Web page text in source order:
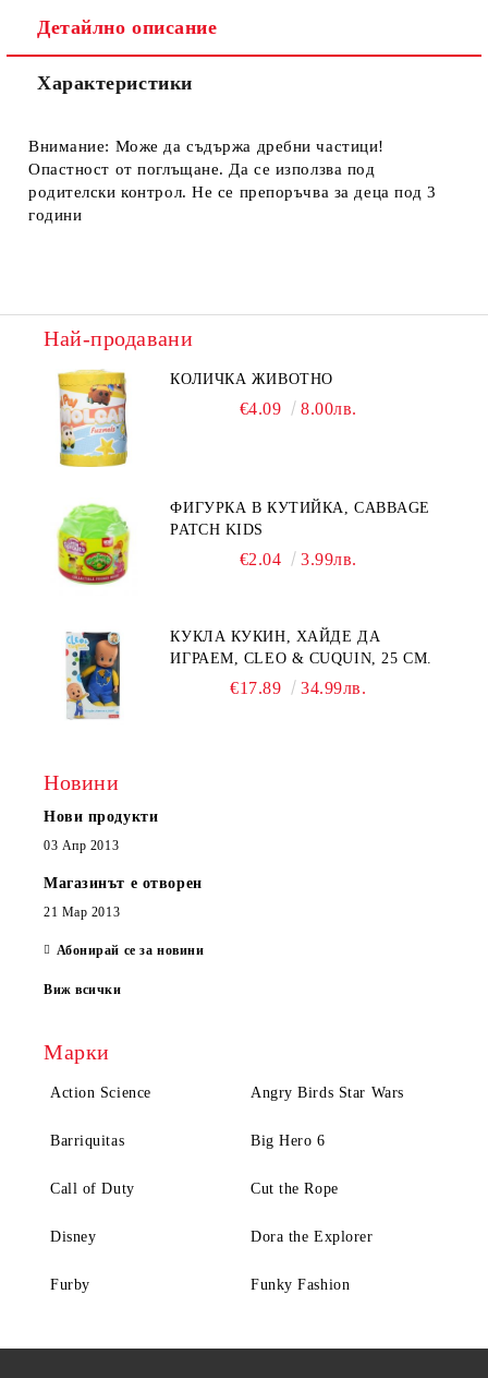
Детайлно описание
Характеристики
Внимание: Може да съдържа дребни частици!
Опастност от поглъщане. Да се използва под
родителски контрол. Не се препоръчва за деца под 3
години
Най-продавани
КОЛИЧКА ЖИВОТНО
€4.09 8.00лв.
ФИГУРКА В КУТИЙКА, CABBAGE
PATCH KIDS
€2.04 3.99лв.
КУКЛА КУКИН, ХАЙДЕ ДА
ИГРАЕМ, CLEO & CUQUIN, 25 СМ.
€17.89 34.99лв.
Новини
Нови продукти
03 Апр 2013
Магазинът е отворен
21 Мар 2013
Абонирай се за новини
Виж всички
Марки
Action Science Angry Birds Star Wars
Barriquitas Big Hero 6
Call of Duty Cut the Rope
Disney Dora the Explorer
Furby Funky Fashion